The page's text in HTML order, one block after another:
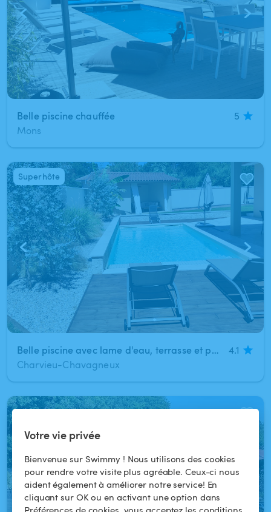
Votre vie privée
Bienvenue sur Swimmy ! Nous utilisons des cookies
pour rendre votre visite plus agréable. Ceux-ci nous
aident également à améliorer notre service! En
cliquant sur OK ou en activant une option dans
Préférences de cookies, vous acceptez les conditions
Belle piscine chauffée
5
Mons
1/4
Belle piscine avec lame d'eau, terrasse et poolhouse
4.1
Charvieu-Chavagneux
Superhôte